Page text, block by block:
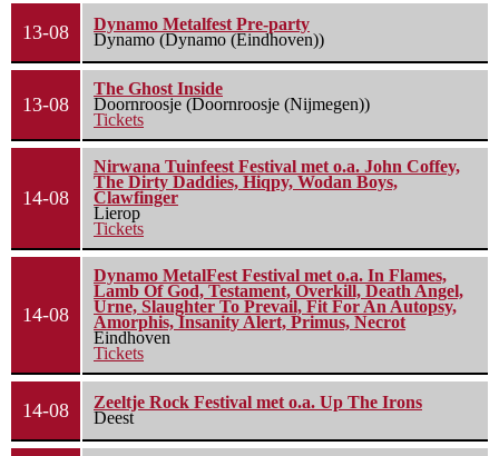
13-08
Dynamo Metalfest Pre-party
Dynamo (Dynamo (Eindhoven))
13-08
The Ghost Inside
Doornroosje (Doornroosje (Nijmegen))
Tickets
14-08
Nirwana Tuinfeest Festival met o.a. John Coffey,
The Dirty Daddies, Hiqpy, Wodan Boys,
Clawfinger
Lierop
Tickets
14-08
Dynamo MetalFest Festival met o.a. In Flames,
Lamb Of God, Testament, Overkill, Death Angel,
Urne, Slaughter To Prevail, Fit For An Autopsy,
Amorphis, Insanity Alert, Primus, Necrot
Eindhoven
Tickets
14-08
Zeeltje Rock Festival met o.a. Up The Irons
Deest